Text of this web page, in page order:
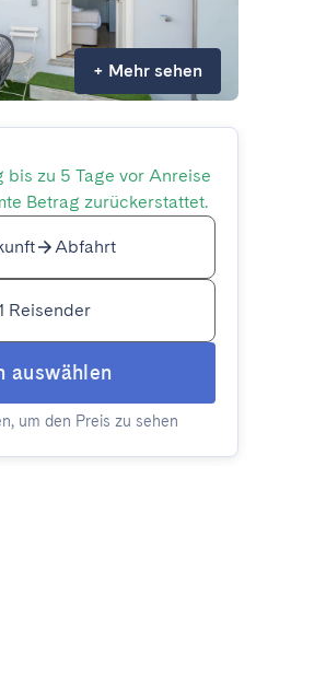
+ Mehr sehen
bis zu 5 Tage vor Anreise
Betrag zurückerstattet.
Abfahrt
1 Reisender
auswählen
um den Preis zu sehen